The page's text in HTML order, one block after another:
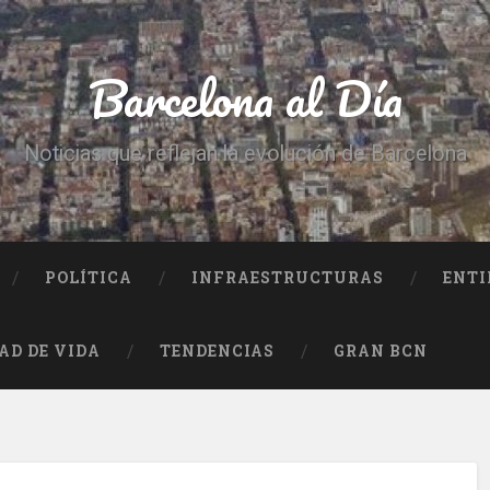
Barcelona al Día
Noticias que reflejan la evolución de Barcelona
POLÍTICA INFRAESTRUCTURAS
DE VIDA TENDENCIAS GRAN BCN